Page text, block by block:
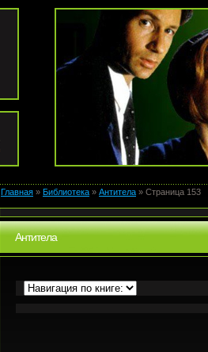
Главная » Библиотека » Антитела » Страница 153
Антитела